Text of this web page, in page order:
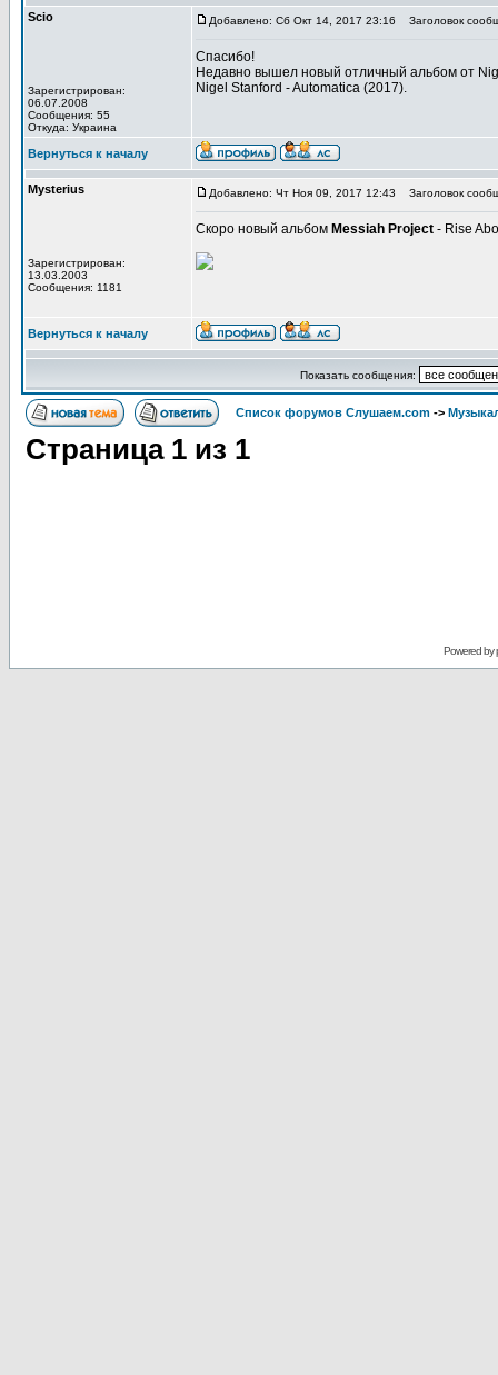
Scio
Зарегистрирован:
06.07.2008
Сообщения: 55
Откуда: Украина
Добавлено: Сб Окт 14, 2017 23:16 Заголовок
Спасибо!
Недавно вышел новый отличный альбом от
Nigel Stanford - Automatica (2017).
Вернуться к началу
Mysterius
Зарегистрирован:
13.03.2003
Сообщения: 1181
Добавлено: Чт Ноя 09, 2017 12:43 Заголовок
Скоро новый альбом Messiah Project - Rise
Вернуться к началу
Показать сообщения:
Список форумов Слушаем.com ->
Страница 1 из 1
Powered by